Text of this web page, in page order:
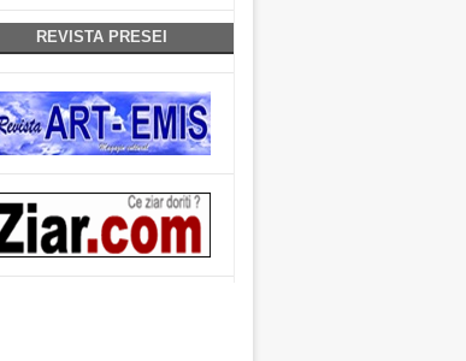
REVISTA PRESEI